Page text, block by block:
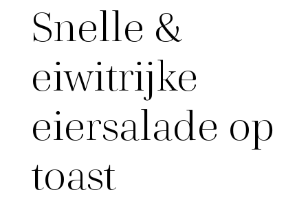
Snelle &
eiwitrijke
eiersalade op
toast